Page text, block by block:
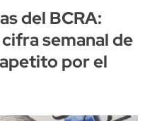
del BCRA:
semanal de
por el